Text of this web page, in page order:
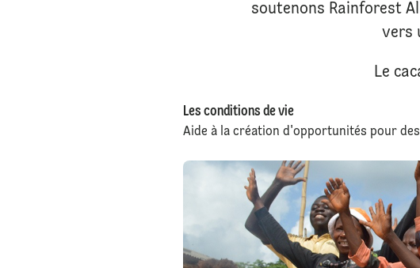
soutenons Rainforest
vers
Le
Les conditions de vie
Aide à la création d'opportunités pour